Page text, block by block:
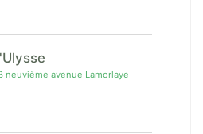
neuvième avenue Lamorlaye